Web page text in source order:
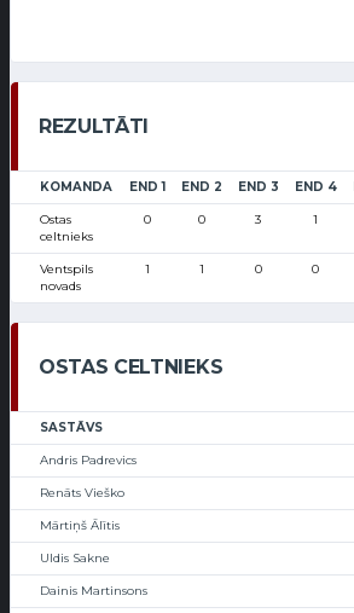
REZULTĀTI
KOMANDA END 1 END 2 END 3 END 4
Ostas
celtnieks
0 0 3 1
Ventspils
novads
1 1 0 0
OSTAS CELTNIEKS
SASTĀVS
Andris Padrevics
Renāts Vieško
Mārtiņš Ālītis
Uldis Sakne
Dainis Martinsons